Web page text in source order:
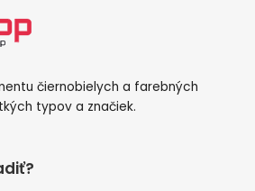
čiernobielych a farebných
typov a značiek.